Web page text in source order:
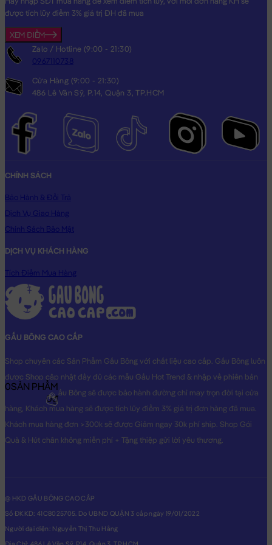
tặng vô cùng Dễ Thương dành cho người thân yêu của bạn!
Hình ảnh Gối mền Gấu Bông 2in1 Chó Bông vàng mắt to, hình
ảnh này là hình THẬT do Shop TỰ CHỤP.
được tích lũy điểm 3% giá trị ĐH đã mua
XEM ĐIỂM
Zalo / Hotline (9:00 - 21:30)
0967110738
Cửa Hàng (9:00 - 21:30)
486 Lê Văn Sỹ, P.14, Quận 3, TP.HCM
CHÍNH SÁCH
Bảo Hành & Đổi Trả
Dịch Vụ Giao Hàng
Chính Sách Bảo Mật
DỊCH VỤ KHÁCH HÀNG
Tích Điểm Mua Hàng
GẤU BÔNG CAO CẤP
Shop chuyên các Sản Phẩm Gấu Bông với chất liệu cao cấp. Gấu Bông luôn
được Shop cập nhật đầy đủ các mẫu Gấu Hot Trend & nhập về phiên bản
Original nhất. Gấu Bông sẽ được bảo hành đường chỉ may trọn đời tại cửa
hàng, Khách mua hàng sẽ được tích lũy điểm 3% giá trị đơn hàng đã mua.
Khách mua hàng đơn >300k sẽ được Giảm ngay 30k phí ship. Shop Gói
Quà & Hút chân không miễn phí + Tặng thiệp gửi lời yêu thương.
@ HKD GẤU BÔNG CAO CẤP
Số ĐKKD: 41C8025705. Do UBND QUẬN 3 cấp ngày 19/01/2022
Người đại diện: Nguyễn Thị Thu Hằng
0SẢN PHẨM
0₫